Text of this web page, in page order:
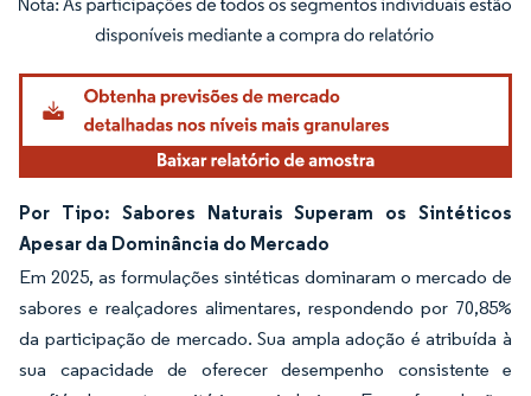
Imagem © Mordor Intelligence. O reuso requer atribuição conforme CC BY 4.0.
Por Tipo: Sabores Naturais Superam os Sintéticos
Apesar da Dominância do Mercado
Em 2025, as formulações sintéticas dominaram o mercado de
sabores e realçadores alimentares, respondendo por 70,85%
da participação de mercado. Sua ampla adoção é atribuída à
sua capacidade de oferecer desempenho consistente e